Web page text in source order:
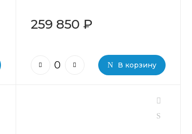
259 850 ₽
В корзину